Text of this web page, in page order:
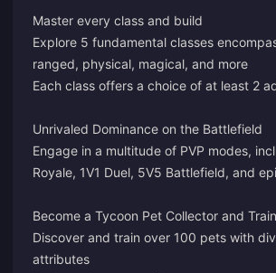
Master every class and build
Explore 5 fundamental classes
ranged, physical, magical, and more
Each class offers a choice of at least 2
Unrivaled Dominance on the Battlefield
Engage in a multitude of PVP modes,
Royale, 1V1 Duel, 5V5 Battlefield, and
Become a Tycoon Pet Collector and
Discover and train over 100 pets with
attributes